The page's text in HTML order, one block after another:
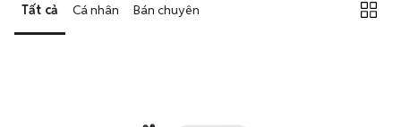
Tất cả Cá nhân Bán chuyên